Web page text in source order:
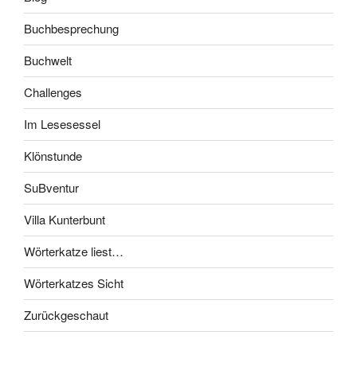
Buchbesprechung
Buchwelt
Challenges
Im Lesesessel
Klönstunde
SuBventur
Villa Kunterbunt
Wörterkatze liest…
Wörterkatzes Sicht
Zurückgeschaut